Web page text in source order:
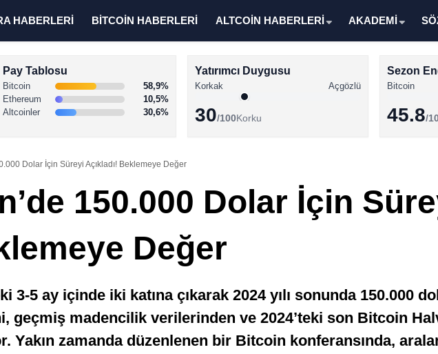
HABERLERİ BİTCOİN HABERLERİ ALTCOİN HABERLERİ AKADEMİ
Pay Tablosu
Bitcoin
58,9%
Ethereum
10,5%
Altcoinler
30,6%
Yatırımcı Duygusu
Korkak Açgözlü
30/100Korku
Sezon
Bitcoin
45.8/
Dolar İçin Süreyi Açıkladı! Beklemeye Değer
150.000 Dolar İçin
Değer
3-5 ay içinde iki katına çıkarak 2024 yılı sonunda 150.000
geçmiş madencilik verilerinden ve 2024’teki son Bitcoin
Yakın zamanda düzenlenen bir Bitcoin konferansında,